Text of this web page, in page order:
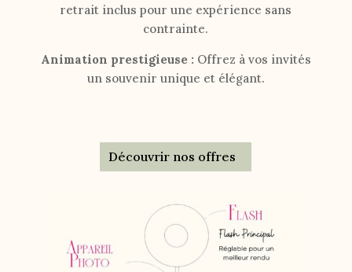
retrait inclus pour une expérience sans
contrainte.
Animation prestigieuse : Offrez à vos invités
un souvenir unique et élégant.
Découvrir nos offres